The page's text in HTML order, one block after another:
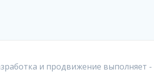
и продвижение выполняет -